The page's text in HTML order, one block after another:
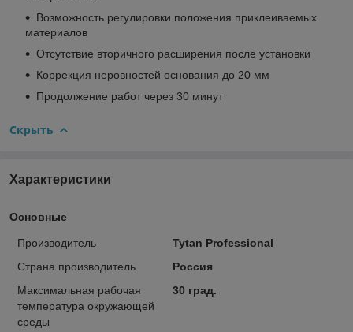
Возможность регулировки положения приклеиваемых
материалов
Отсутствие вторичного расширения после установки
Коррекция неровностей основания до 20 мм
Продолжение работ через 30 минут
Скрыть
Характеристики
Основные
Производитель
Tytan Professional
Страна производитель
Россия
Максимальная рабочая
температура окружающей
среды
30 град.